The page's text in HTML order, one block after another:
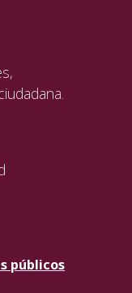
públicos